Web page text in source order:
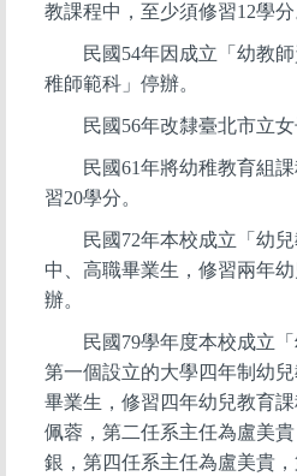
教課程中，至少須修習12學分
民國54年因成立「幼教
稚師範科」停辦。
民國56年改隸臺北市立
民國61年將幼稚教育組
習20學分。
民國72年本校成立「幼
中、高職畢業生，修習兩年
辦。
民國79學年度本校成立
第一個設立的大學四年制幼
畢業生，修習四年幼兒教育
佩蓉，第二任系主任為盧美
銀，第四任系主任為盧美貴